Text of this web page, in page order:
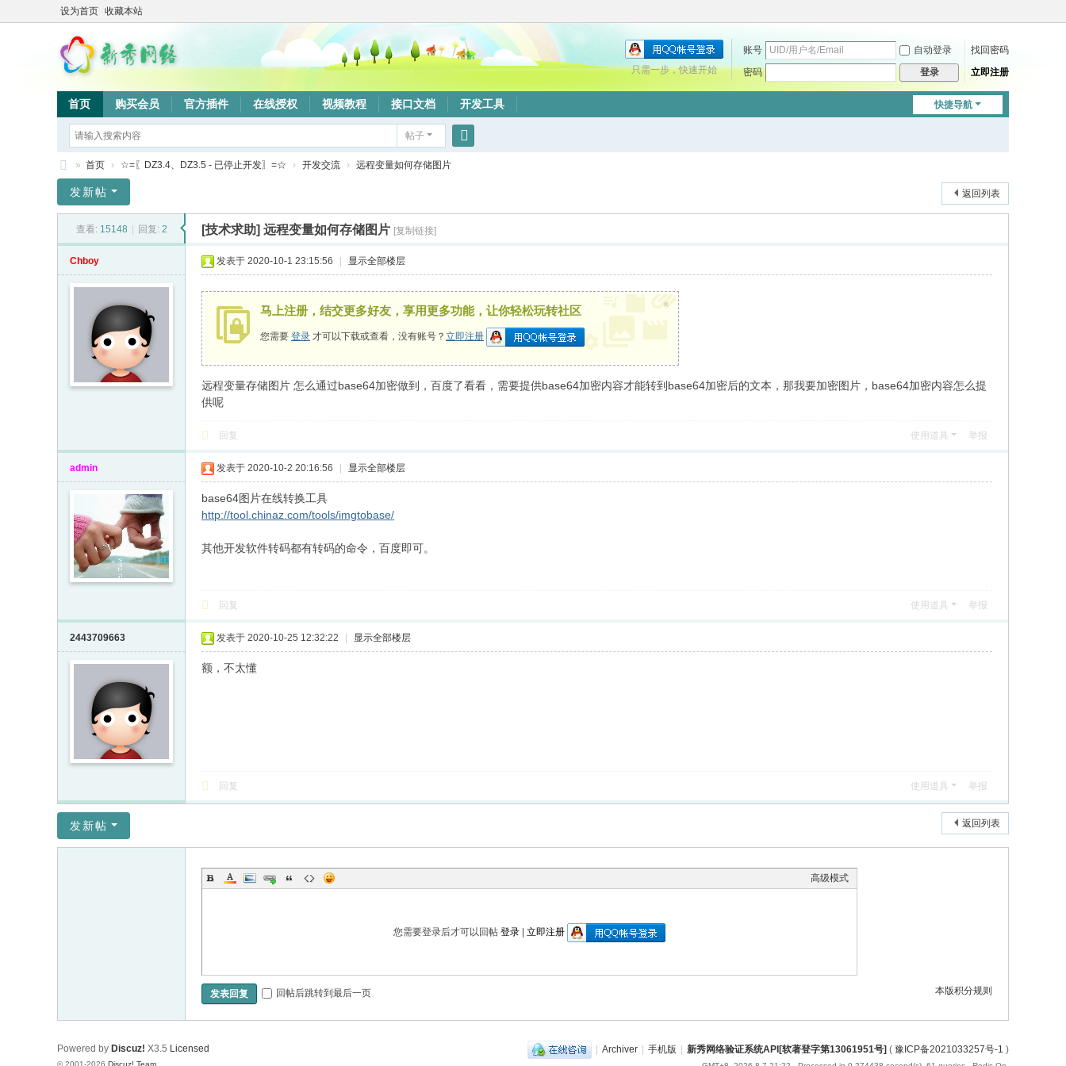
设为首页 收藏本站
账号 自动登录
找回密码
密码
登录 立即注册
只需一步，快速开始
快捷导航
首页 购买会员 官方插件 在线授权 视频教程 接口文档 开发工具
帖子
秀
» 首页 › ☆=〖DZ3.4、DZ3.5 - 已停止开发〗=☆ › 开发交流 › 远程变量如何存储图片
返回列表
发新帖
查看: 15148 回复: 2 [技术求助] 远程变量如何存储图片 [复制链接]
Chboy 发表于 2020-10-1 23:15:56 显示全部楼层
马上注册，结交更多好友，享用更多功能，让你轻松玩转社区
您需要 登录 才可以下载或查看，没有账号？ 立即注册
×
远程变量存储图片 怎么通过base64加密做到，百度了看看，需要提供base64加密内容才能转到base64加密后的文本，那我要加密图片，base64加密内容怎么提
供呢
回复 使用道具 举报
admin 发表于 2020-10-2 20:16:56 显示全部楼层
base64图片在线转换工具
http://tool.chinaz.com/tools/imgtobase/
其他开发软件转码都有转码的命令，百度即可。
回复 使用道具 举报
2443709663 发表于 2020-10-25 12:32:22 显示全部楼层
额，不太懂
回复 使用道具 举报
返回列表
发新帖
高级模式
您需要登录后才可以回帖 登录 立即注册
本版积分规则
发表回复 回帖后跳转到最后一页
| Archiver | 手机版 | 新秀网络验证系统API[软著登字第13061951号] ( 豫ICP备2021033257号-1 )
Powered by Discuz! X3.5 Licensed
© 2001-2026 Discuz! Team